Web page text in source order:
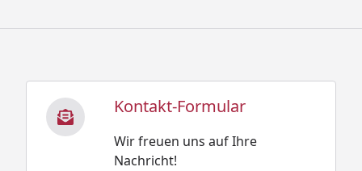
Kontakt-Formular
Wir freuen uns auf Ihre
Nachricht!